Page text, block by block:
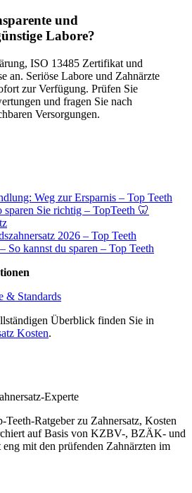
und
Labore?
ISO 13485 Zertifikat und
an. Seriöse Labore und Zahnärzte
zur Verfügung. Prüfen Sie
und fragen Sie nach
Versorgungen.
Weg zur Ersparnis – Top Teeth
sparen Sie richtig – TopTeeth 🦷
2026 – Top Teeth
So kannst du sparen – Top Teeth
& Standards
Überblick finden Sie in
Kosten.
Experte
Ratgeber zu Zahnersatz, Kosten
auf Basis von KZBV-, BZÄK- und
mit den prüfenden Zahnärzten im